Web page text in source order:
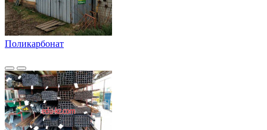
Поликарбонат